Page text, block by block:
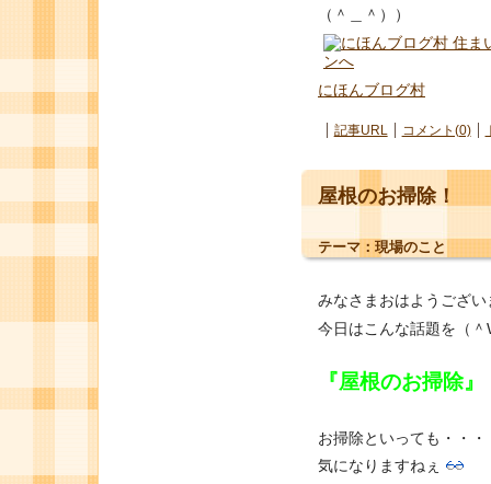
（＾＿＾））
にほんブログ村
記事URL コメント(0)
屋根のお掃除！
テーマ： 現場のこと
みなさまおはようござい
今日はこんな話題を（＾
『屋根のお掃除』
お掃除といっても・・・
気になりますねぇ